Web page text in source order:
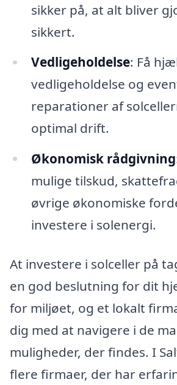
sikker på, at alt bliver
sikkert.
Vedligeholdelse: Få
vedligeholdelse og
reparationer af
optimal drift.
Økonomisk rådgivning
mulige tilskud,
øvrige økonomiske
investere i solenergi.
At investere i solceller på
en god beslutning for dit
for miljøet, og et lokalt
dig med at navigere i de
muligheder, der findes. I
flere firmaer, der har